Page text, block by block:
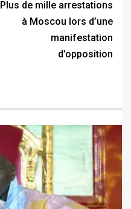
Plus de mille arrestations
à Moscou lors d’une
manifestation
d’opposition